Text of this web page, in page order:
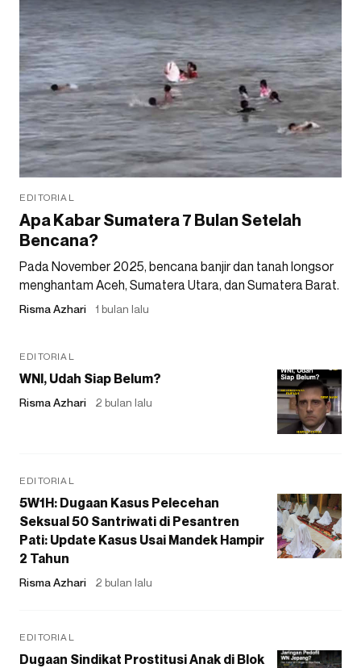
EDITORIAL
Apa Kabar Sumatera 7 Bulan Setelah
Bencana?
Pada November 2025, bencana banjir dan tanah longsor
menghantam Aceh, Sumatera Utara, dan Sumatera Barat.
Risma Azhari 1 bulan lalu
EDITORIAL
WNI, Udah Siap Belum?
Risma Azhari 2 bulan lalu
EDITORIAL
5W1H: Dugaan Kasus Pelecehan
Seksual 50 Santriwati di Pesantren
Pati: Update Kasus Usai Mandek Hampir
2 Tahun
Risma Azhari 2 bulan lalu
EDITORIAL
Dugaan Sindikat Prostitusi Anak di Blok